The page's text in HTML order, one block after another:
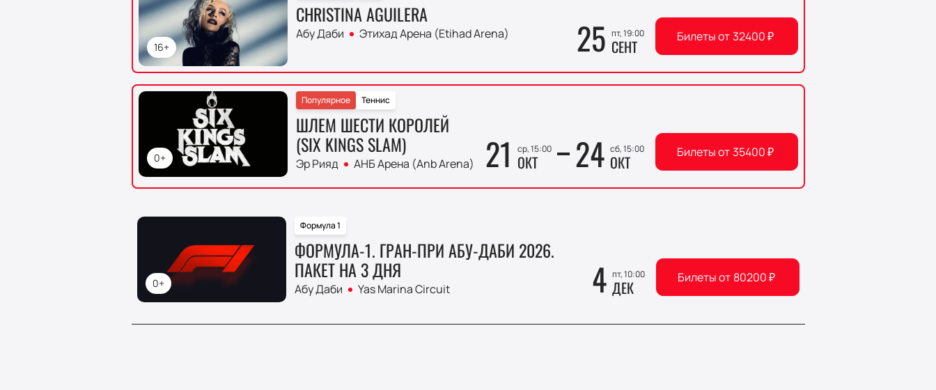
16+
CHRISTINA AGUILERA
Абу Даби Этихад Арена (Etihad Arena) 25 пт, 19:00
СЕНТ Билеты от 32400₽
0+
Теннис
Популярное
ШЛЕМ ШЕСТИ КОРОЛЕЙ
(SIX KINGS SLAM)
Эр Рияд АНБ Арена (Anb Arena) 21 ср, 15:00
ОКТ 24 сб, 15:00
ОКТ Билеты от 35400₽
0+
Формула 1
ФОРМУЛА-1. ГРАН-ПРИ АБУ-ДАБИ 2026.
ПАКЕТ НА 3 ДНЯ
Абу Даби Yas Marina Circuit 4 пт, 10:00
ДЕК Билеты от 80200₽